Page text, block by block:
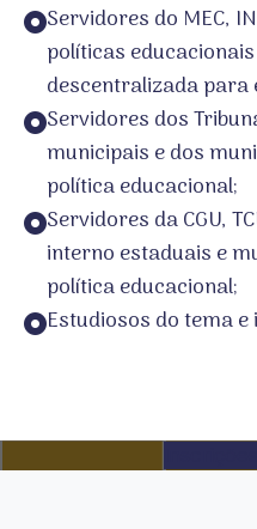
Servidores do MEC,
políticas
descentralizada para
Servidores dos
municipais e dos
política educacional;
Servidores da CGU,
interno estaduais e
política educacional;
Estudiosos do tema